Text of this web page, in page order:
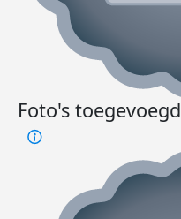
Foto's toegevoegd